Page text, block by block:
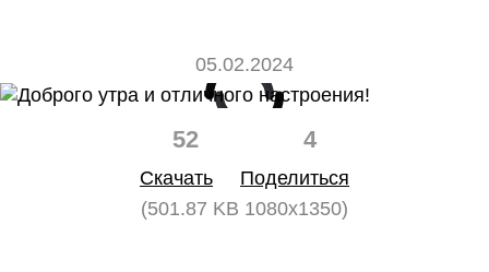
05.02.2024
52 4
Скачать
Поделиться
(501.87 KB 1080x1350)